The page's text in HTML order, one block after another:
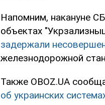
Напомним, накануне
объектах
задержали
железнодорожной
Также OBOZ.UA
об украинских